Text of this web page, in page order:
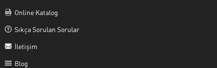
Online Katalog
Sıkça Sorulan Sorular
İletişim
Blog